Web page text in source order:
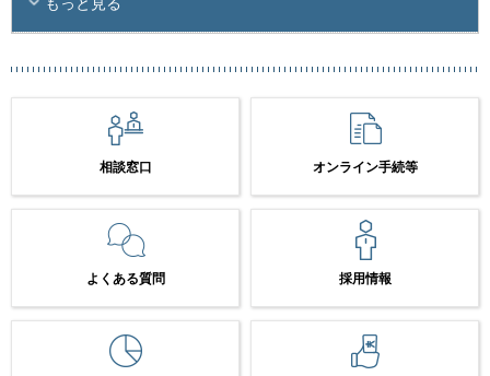
もっと見る
相談窓口 オンライン手続等
よくある質問 採用情報